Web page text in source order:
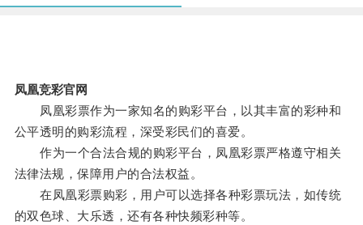
凤凰竞彩官网
凤凰彩票作为一家知名的购彩平台，以其丰富的彩种和
公平透明的购彩流程，深受彩民们的喜爱。
作为一个合法合规的购彩平台，凤凰彩票严格遵守相关
法律法规，保障用户的合法权益。
在凤凰彩票购彩，用户可以选择各种彩票玩法，如传统
的双色球、大乐透，还有各种快频彩种等。